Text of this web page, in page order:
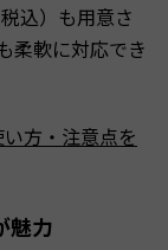
込）も用意さ
柔軟に対応でき
方・注意点を
魅力